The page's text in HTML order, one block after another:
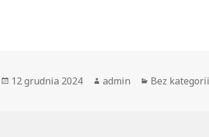
Opublikowano
12 grudnia 2024 Autor
admin Kategorie
Bez kategorii